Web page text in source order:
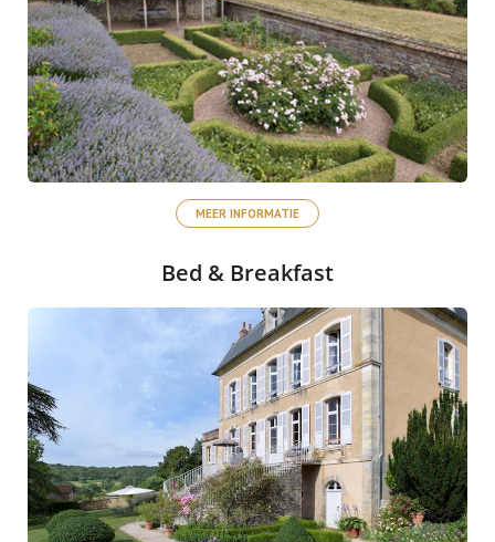
MEER INFORMATIE
Bed & Breakfast